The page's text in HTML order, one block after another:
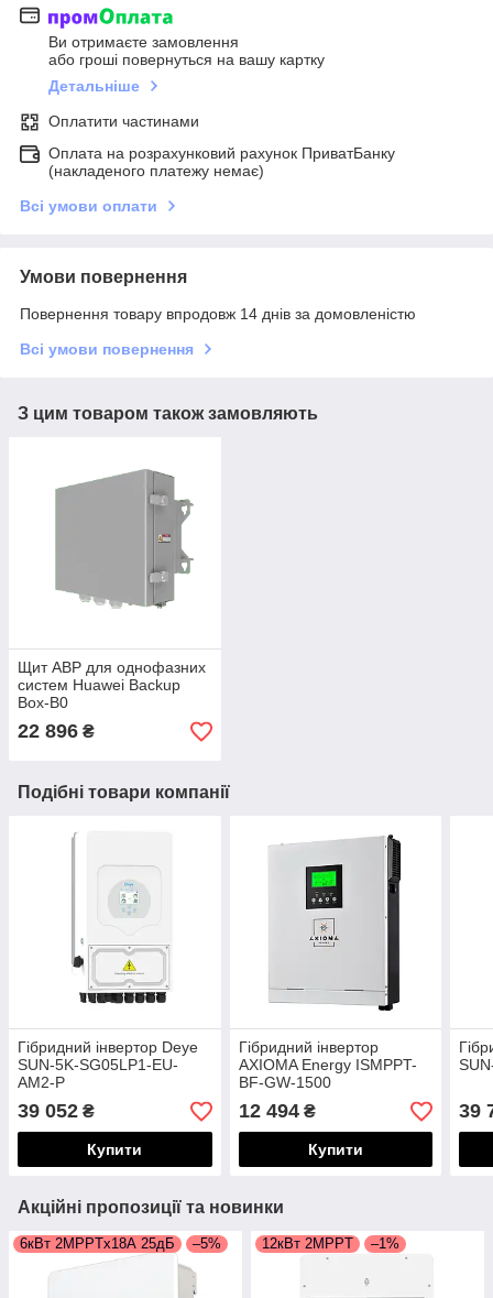
Ви отримаєте замовлення
або гроші повернуться на вашу картку
Детальніше
Оплатити частинами
Оплата на розрахунковий рахунок ПриватБанку
(накладеного платежу немає)
Всі умови оплати
Умови повернення
Повернення товару впродовж 14 днів за домовленістю
Всі умови повернення
З цим товаром також замовляють
Щит АВР для однофазних
систем Huawei Backup
Box-B0
22 896 ₴
Подібні товари компанії
Гібридний інвертор Deye
SUN-5K-SG05LP1-EU-
AM2-P
39 052 ₴
Купити
Гібридний інвертор
AXIOMA Energy ISMPPT-
BF-GW-1500
12 494₴
Купити
39
Акційні пропозиції та новинки
6кВт 2MPPTх18А 25дБ –5% 12кВт 2MPPT –1%